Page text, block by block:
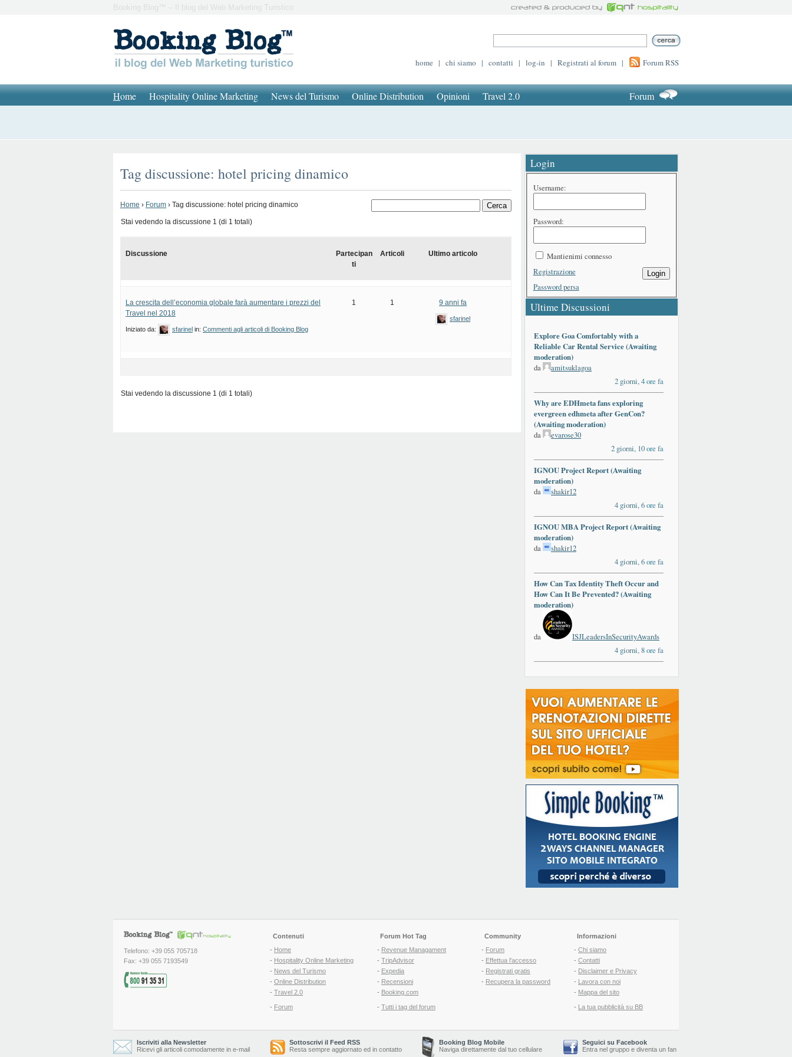
Booking Blog™ – Il blog del Web Marketing Turistico
home | chi siamo | contatti | log-in | Registrati al forum | Forum RSS
Home Hospitality Online Marketing News del Turismo Online Distribution Opinioni Travel 2.0 Forum
Tag discussione: hotel pricing dinamico
Home › Forum › Tag discussione: hotel pricing dinamico
Stai vedendo la discussione 1 (di 1 totali)
Discussione
Partecipan
ti
Articoli Ultimo articolo
La crescita dell’economia globale farà aumentare i prezzi del
Travel nel 2018
Iniziato da: sfarinel in: Commenti agli articoli di Booking Blog
1 1 9 anni fa
sfarinel
Stai vedendo la discussione 1 (di 1 totali)
Login
Username:
Password:
Mantienimi connesso
Login
Registrazione
Password persa
Ultime Discussioni
Explore Goa Comfortably with a
Reliable Car Rental Service (Awaiting
moderation)
da
amitsuklagoa
2 giorni, 4 ore fa
Why are EDHmeta fans exploring
evergreen edhmeta after GenCon?
(Awaiting moderation)
da
evarose30
2 giorni, 10 ore fa
IGNOU Project Report (Awaiting
moderation)
da
shakir12
4 giorni, 6 ore fa
IGNOU MBA Project Report (Awaiting
moderation)
da
shakir12
4 giorni, 6 ore fa
How Can Tax Identity Theft Occur and
How Can It Be Prevented? (Awaiting
moderation)
da
ISJLeadersInSecurityAwards
4 giorni, 8 ore fa
Telefono: +39 055 705718
Fax: +39 055 7193549
Contenuti
- Home
- Hospitality Online Marketing
- News del Turismo
- Online Distribution
- Travel 2.0
- Forum
Forum Hot Tag
- Revenue Managament
- TripAdvisor
- Expedia
- Recensioni
- Booking.com
- Tutti i tag del forum
Community
- Forum
- Effettua l'accesso
- Registrati gratis
- Recupera la password
Informazioni
- Chi siamo
- Contatti
- Disclaimer e Privacy
- Lavora con noi
- Mappa del sito
- La tua pubblicità su BB
Iscriviti alla Newsletter
Ricevi gli articoli comodamente in e-mail
Sottoscrivi il Feed RSS
Resta sempre aggiornato ed in contatto
Booking Blog Mobile
Naviga direttamente dal tuo cellulare
Seguici su Facebook
Entra nel gruppo e diventa un fan